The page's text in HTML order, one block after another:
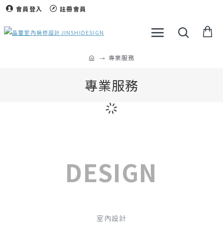
會員登入 註冊會員
專業服務
專業服務
DESIGN
室內設計